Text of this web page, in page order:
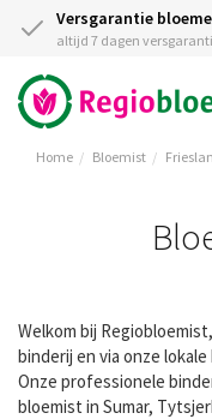
Versgarantie
altijd 7 dagen
Home Bloemist
Welkom bij
binderij en via onze
Onze professionele
bloemist in Sumar,